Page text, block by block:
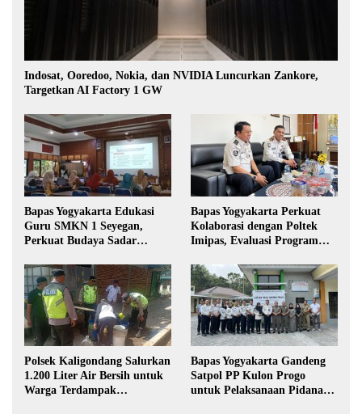
Indosat, Ooredoo, Nokia, dan NVIDIA Luncurkan Zankore,
Targetkan AI Factory 1 GW
Bapas Yogyakarta Edukasi
Guru SMKN 1 Seyegan,
Perkuat Budaya Sadar
Bapas Yogyakarta Perkuat
Kolaborasi dengan Poltek
Imipas, Evaluasi Program
Polsek Kaligondang Salurkan
1.200 Liter Air Bersih untuk
Warga Terdampak
Bapas Yogyakarta Gandeng
Satpol PP Kulon Progo
untuk Pelaksanaan Pidana